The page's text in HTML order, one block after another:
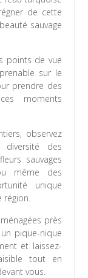
de cette
sauvage
points de vue
sur le
prendre des
moments
observez
des
sauvages
même des
unique
région.
près
pique-nique
et laissez-
tout en
vous.